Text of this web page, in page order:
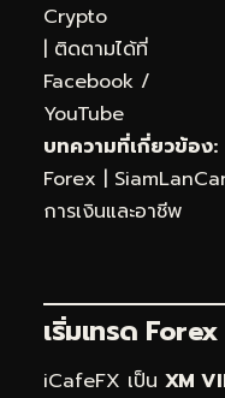
Crypto
| ติดตามได้ที่
Facebook /
YouTube
บทความที่เกี่ยวข้อง:
Forex |
การเงินและอาชีพ
เริ่มเทรด
iCafeFX เป็น XM